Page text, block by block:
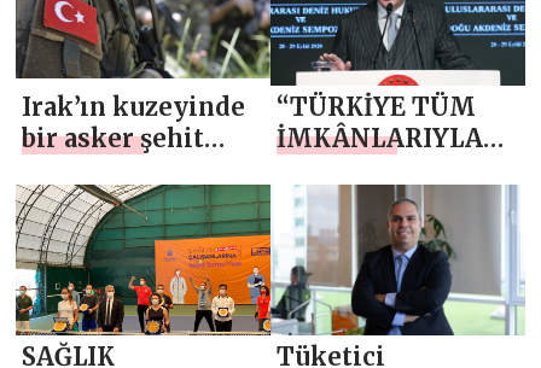
Irak’ın kuzeyinde
bir asker şehit
“TÜRKİYE TÜM
İMKÂNLARIYLA
YANINDA OLMAYI
SÜRDÜRECEK”
SAĞLIK
Tüketici